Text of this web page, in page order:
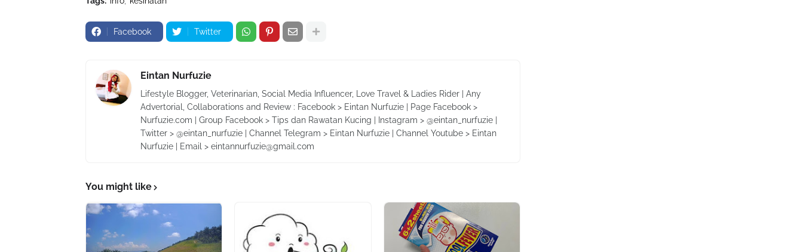
Facebook Twitter
Eintan Nurfuzie
Lifestyle Blogger, Veterinarian, Social Media Influencer, Love Travel & Ladies Rider | Any
Advertorial, Collaborations and Review : Facebook > Eintan Nurfuzie | Page Facebook >
Nurfuzie.com | Group Facebook > Tips dan Rawatan Kucing | Instagram > @eintan_nurfuzie |
Twitter > @eintan_nurfuzie | Channel Telegram > Eintan Nurfuzie | Channel Youtube > Eintan
Nurfuzie | Email > eintannurfuzie@gmail.com
You might like